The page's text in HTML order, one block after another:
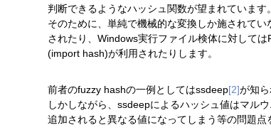
判断できるようなハッシュ関数が望まれています。
そのために、単純で機械的な変換しか施されて
されたり、Windows実行ファイル検体に対して
(import hash)が利用されたりします。
前者のfuzzy hashの一例としてはssdeep[2]が知ら
しかしながら、ssdeepによるハッシュ値はマル
追加されると異なる値になってしまう等の問題点